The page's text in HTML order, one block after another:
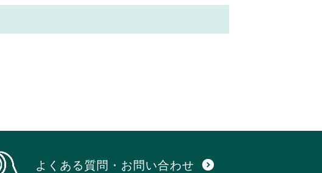
よくある質問・お問い合わせ expand_circle_down